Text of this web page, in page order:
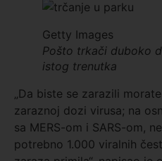
Getty Images
Pošto trkači duboko
istog trenutka
„Da biste se zarazili
zaraznoj dozi virusa; na
sa MERS-om i SARS-om,
potrebno 1.000 viralnih